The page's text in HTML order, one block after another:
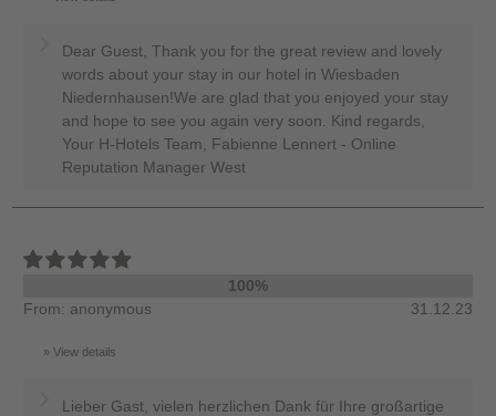
Dear Guest, Thank you for the great review and lovely
words about your stay in our hotel in Wiesbaden
Niedernhausen!We are glad that you enjoyed your stay
and hope to see you again very soon. Kind regards,
Your H-Hotels Team, Fabienne Lennert - Online
Reputation Manager West
100%
From: anonymous
31.12.23
View details
Lieber Gast, vielen herzlichen Dank für Ihre großartige